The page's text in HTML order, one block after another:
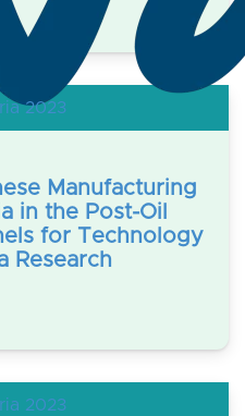
2023
Manufacturing
in the Post-Oil
for Technology
Research
2023